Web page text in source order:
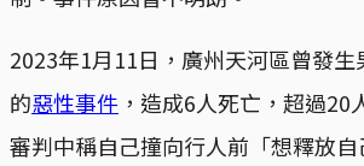
2023年1月11日，廣州天河區曾發生
的惡性事件 ，造成6人死亡，超過20
審判中稱自己撞向行人前「想釋放自